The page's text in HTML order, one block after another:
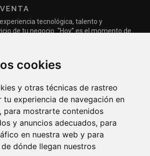
cookies
y otras técnicas de rastreo
tu experiencia de navegación en
para mostrarte contenidos
y anuncios adecuados, para
en nuestra web y para
dónde llegan nuestros
tecnológica, talento y
de tu negocio. “Hoy” es el momento de